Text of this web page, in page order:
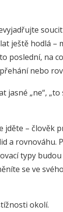
ještě hodlá –
poslední, na
nebo
„ne“, „to
jděte – člověk
a rovnováhu.
typy
se ve
okolí.